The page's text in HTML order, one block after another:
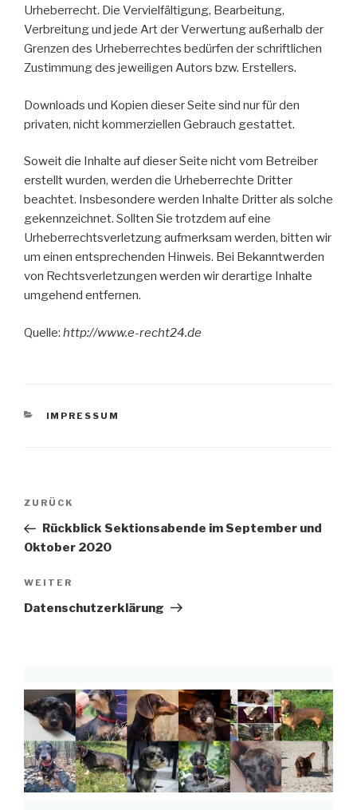
Urheberrecht. Die Vervielfältigung, Bearbeitung,
Verbreitung und jede Art der Verwertung außerhalb der
Grenzen des Urheberrechtes bedürfen der schriftlichen
Zustimmung des jeweiligen Autors bzw. Erstellers.
Downloads und Kopien dieser Seite sind nur für den
privaten, nicht kommerziellen Gebrauch gestattet.
Soweit die Inhalte auf dieser Seite nicht vom Betreiber
erstellt wurden, werden die Urheberrechte Dritter
beachtet. Insbesondere werden Inhalte Dritter als solche
gekennzeichnet. Sollten Sie trotzdem auf eine
Urheberrechtsverletzung aufmerksam werden, bitten wir
um einen entsprechenden Hinweis. Bei Bekanntwerden
von Rechtsverletzungen werden wir derartige Inhalte
umgehend entfernen.
Quelle: http://www.e-recht24.de
KATEGORIEN
IMPRESSUM
Beitragsnavigation
Vorheriger
Beitrag
ZURÜCK
Rückblick Sektionsabende im September und
Oktober 2020
Nächster
Beitrag
WEITER
Datenschutzerklärung